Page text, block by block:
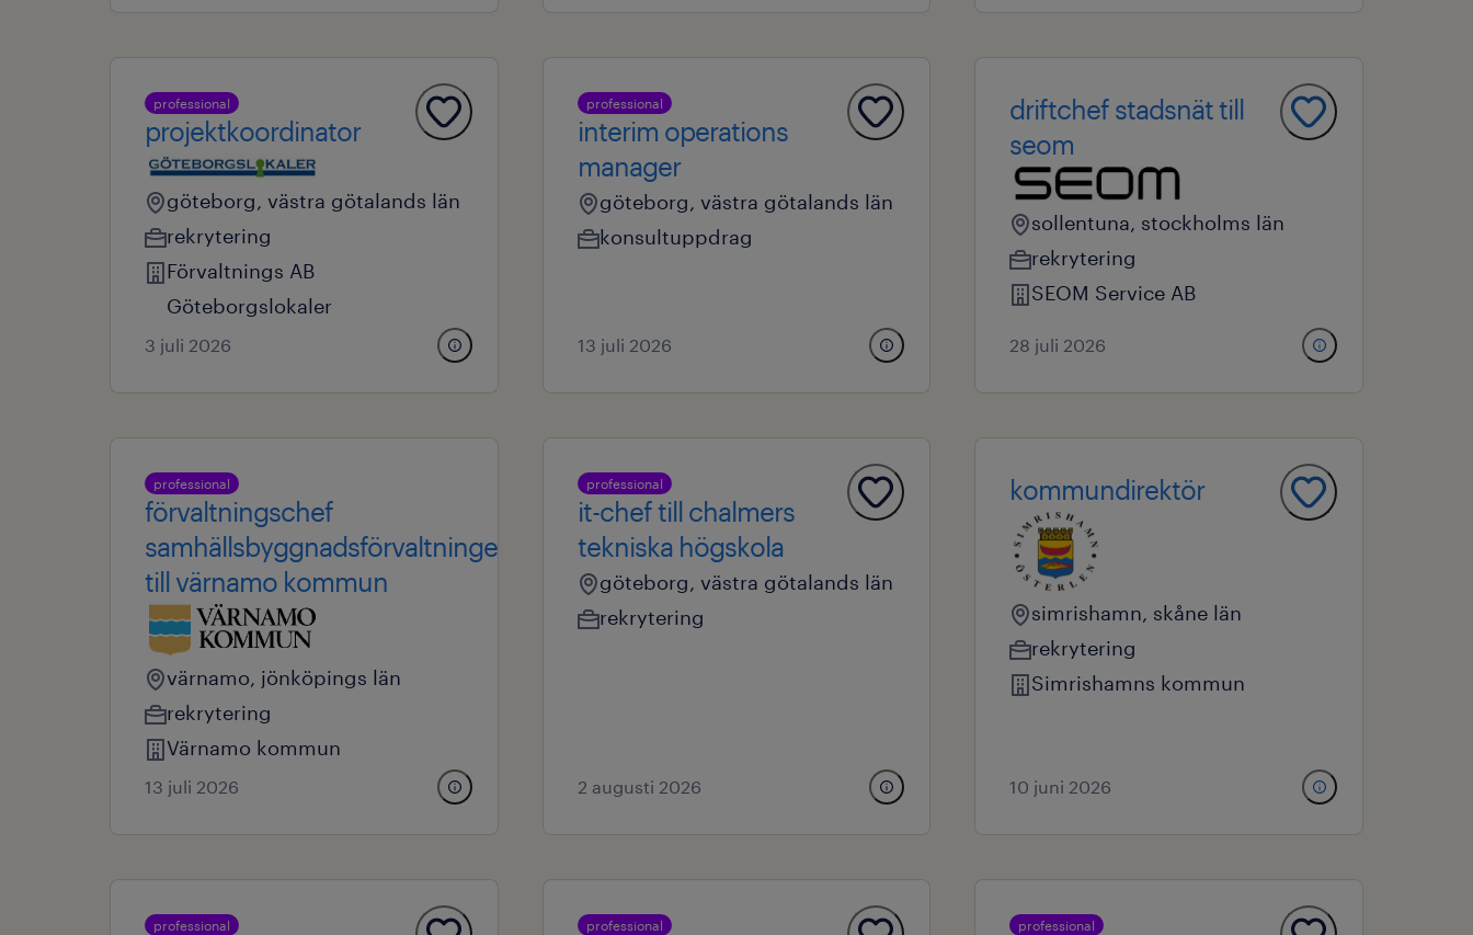
professional
projektkoordinator
göteborg, västra götalands län
rekrytering
Förvaltnings AB
Göteborgslokaler
3 juli 2026
professional
interim operations
manager
göteborg, västra götalands län
konsultuppdrag
13 juli 2026
driftchef stadsnät till
seom
sollentuna, stockholms län
rekrytering
SEOM Service AB
28 juli 2026
professional
förvaltningschef
samhällsbyggnadsförvaltningen
till värnamo kommun
värnamo, jönköpings län
rekrytering
Värnamo kommun
13 juli 2026
professional
it-chef till chalmers
tekniska högskola
göteborg, västra götalands län
rekrytering
2 augusti 2026
kommundirektör
simrishamn, skåne län
rekrytering
Simrishamns kommun
10 juni 2026
professional professional professional